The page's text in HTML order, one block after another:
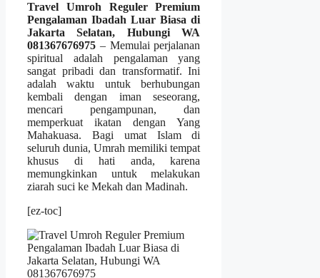
Travel Umroh Reguler Premium
Pengalaman Ibadah Luar Biasa di
Jakarta Selatan, Hubungi WA
081367676975 – Memulai perjalanan
spiritual adalah pengalaman yang
sangat pribadi dan transformatif. Ini
adalah waktu untuk berhubungan
kembali dengan iman seseorang,
mencari pengampunan, dan
memperkuat ikatan dengan Yang
Mahakuasa. Bagi umat Islam di
seluruh dunia, Umrah memiliki tempat
khusus di hati anda, karena
memungkinkan untuk melakukan
ziarah suci ke Mekah dan Madinah.
[ez-toc]